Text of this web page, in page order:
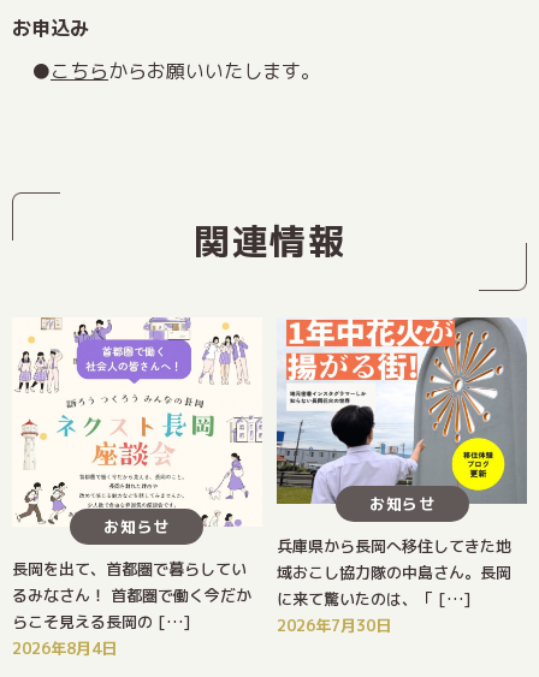
お申込み
こちらからお願いいたします。
関連情報
お知らせ
長岡を出て、首都圏で暮らしてい
るみなさん！ 首都圏で働く今だか
らこそ見える長岡の […]
2026年8月4日
お知らせ
兵庫県から長岡へ移住してきた地
域おこし協力隊の中島さん。長岡
に来て驚いたのは、「 […]
2026年7月30日